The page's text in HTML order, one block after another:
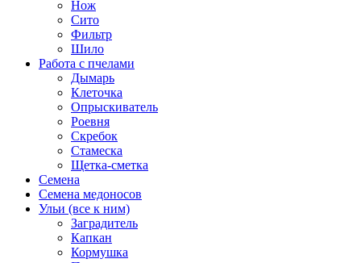
Нож
Сито
Фильтр
Шило
Работа с пчелами
Дымарь
Клеточка
Опрыскиватель
Роевня
Скребок
Стамеска
Щетка-сметка
Семена
Семена медоносов
Ульи (все к ним)
Заградитель
Капкан
Кормушка